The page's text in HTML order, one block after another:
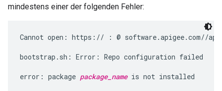
mindestens einer der folgenden Fehler:
Cannot open: https:// : @ software.apigee.com//
bootstrap.sh: Error: Repo configuration failed
error: package package_name is not installed